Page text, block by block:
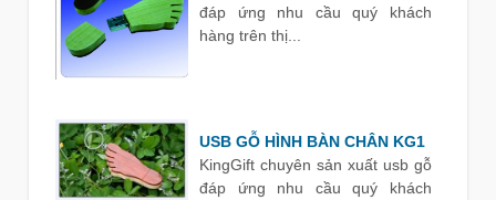
đáp ứng nhu cầu quý khách
hàng trên thị...
USB GỖ HÌNH BÀN CHÂN KG1
KingGift chuyên sản xuất usb gỗ
đáp ứng nhu cầu quý khách